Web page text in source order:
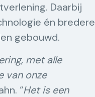
Daarbij
én bredere
gebouwd.
met alle
van onze
“Het is een